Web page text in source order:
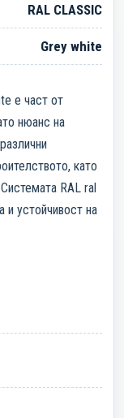
RAL CLASSIC
Grey white
е част от
нюанс на
като
RAL ral
и устойчивост на